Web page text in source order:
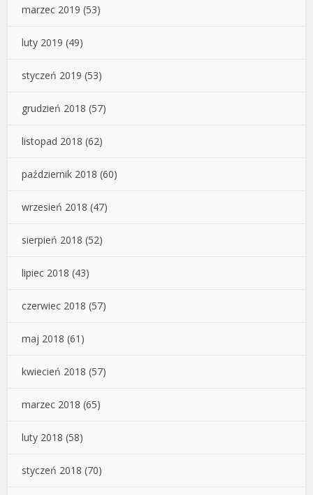
marzec 2019 (53)
luty 2019 (49)
styczeń 2019 (53)
grudzień 2018 (57)
listopad 2018 (62)
październik 2018 (60)
wrzesień 2018 (47)
sierpień 2018 (52)
lipiec 2018 (43)
czerwiec 2018 (57)
maj 2018 (61)
kwiecień 2018 (57)
marzec 2018 (65)
luty 2018 (58)
styczeń 2018 (70)